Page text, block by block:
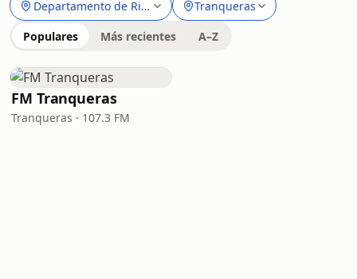
Departamento de Rivera Tranqueras
Populares Más recientes A–Z
FM Tranqueras
Tranqueras · 107.3 FM